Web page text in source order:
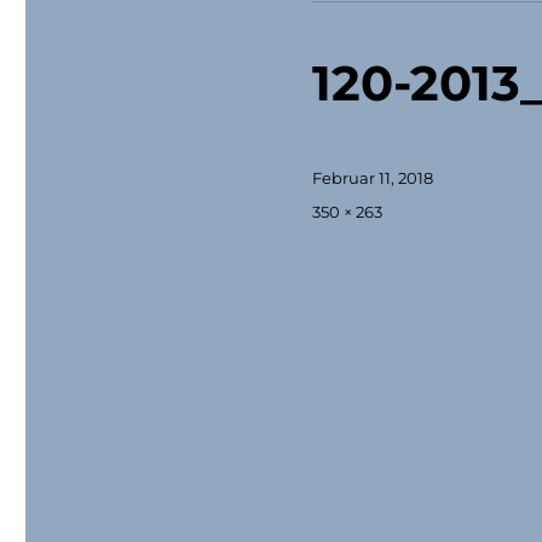
120-
Veröffentlicht
am
Februar 11, 2018
Originalgröße
350 × 263